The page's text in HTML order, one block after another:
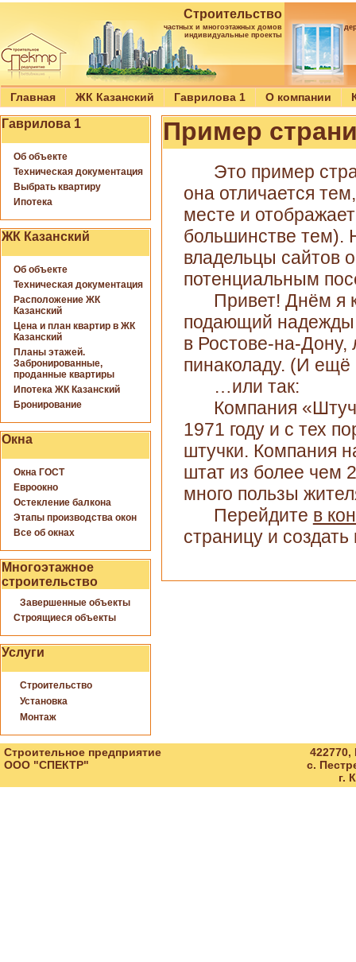
Строительство
частных и многоэтажных домов
индивидуальные проекты
Главная ЖК Казанский Гаврилова 1 О компании
Гаврилова 1
Об объекте
Техническая документация
Выбрать квартиру
Ипотека
ЖК Казанский
Об объекте
Техническая документация
Расположение ЖК
Казанский
Цена и план квартир в ЖК
Казанский
Планы этажей.
Забронированные,
проданные квартиры
Ипотека ЖК Казанский
Бронирование
Окна
Окна ГОСТ
Евроокно
Остекление балкона
Этапы производства окон
Все об окнах
Многоэтажное
строительство
Завершенные объекты
Строящиеся объекты
Услуги
Строительство
Установка
Монтаж
Пример
Это пример
она отличается
месте и
большинстве тем).
владельцы сайтов
потенциальным
Привет! Днём я
подающий надежды
в Ростове-на-
пинаколаду. (И ещё
…или так:
Компания
1971 году и с тех
штучки. Компания
штат из более чем
много пользы
Перейдите в
страницу и
Строительное предприятие
ООО "СПЕКТР"
422770,
с.
г.